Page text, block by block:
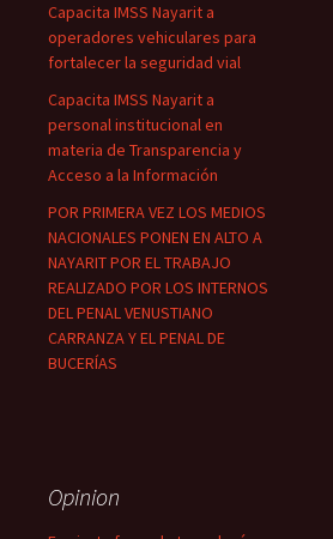
Capacita IMSS Nayarit a
operadores vehiculares para
fortalecer la seguridad vial
Capacita IMSS Nayarit a
personal institucional en
materia de Transparencia y
Acceso a la Información
POR PRIMERA VEZ LOS MEDIOS
NACIONALES PONEN EN ALTO A
NAYARIT POR EL TRABAJO
REALIZADO POR LOS INTERNOS
DEL PENAL VENUSTIANO
CARRANZA Y EL PENAL DE
BUCERÍAS
Opinion